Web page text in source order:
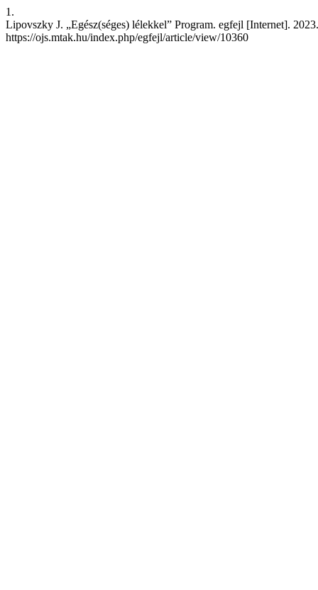
1.
Lipovszky J. „Egész(séges) lélekkel” Program. egfejl [Internet].
https://ojs.mtak.hu/index.php/egfejl/article/view/10360